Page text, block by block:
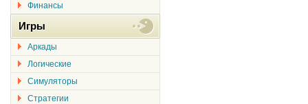
Финансы
Игры
Аркады
Логические
Симуляторы
Стратегии